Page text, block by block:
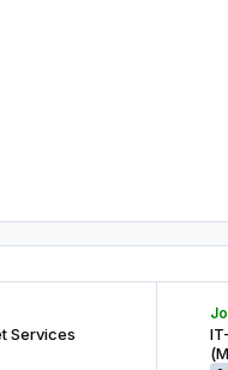
Services
IT-